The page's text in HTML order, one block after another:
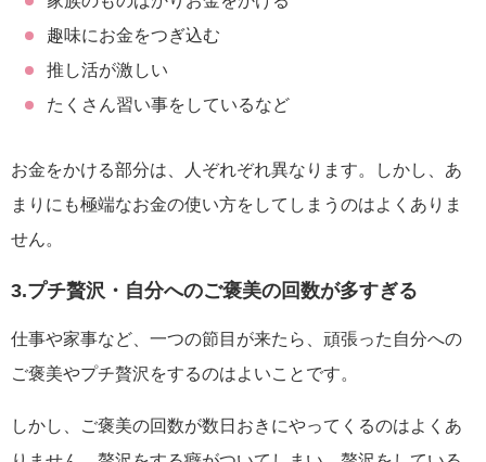
趣味にお金をつぎ込む
推し活が激しい
たくさん習い事をしているなど
お金をかける部分は、人ぞれぞれ異なります。しかし、あ
まりにも極端なお金の使い方をしてしまうのはよくありま
せん。
3.プチ贅沢・自分へのご褒美の回数が多すぎる
仕事や家事など、一つの節目が来たら、頑張った自分への
ご褒美やプチ贅沢をするのはよいことです。
しかし、ご褒美の回数が数日おきにやってくるのはよくあ